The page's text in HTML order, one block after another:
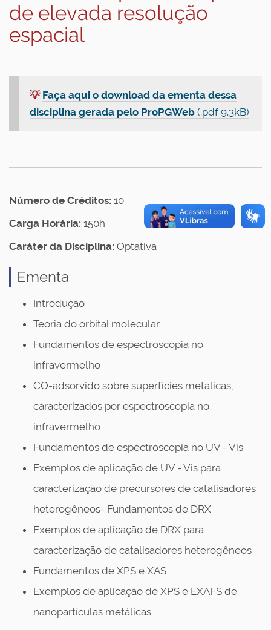
de elevada resolução
espacial
💡 Faça aqui o download da ementa dessa
disciplina gerada pelo ProPGWeb (.pdf 9.3kB)
Número de Créditos: 10
Carga Horária: 150h
Caráter da Disciplina: Optativa
Ementa
Introdução
Teoria do orbital molecular
Fundamentos de espectroscopia no
infravermelho
CO-adsorvido sobre superfícies metálicas,
caracterizados por espectroscopia no
infravermelho
Fundamentos de espectroscopia no UV - Vis
Exemplos de aplicação de UV - Vis para
caracterização de precursores de catalisadores
heterogêneos- Fundamentos de DRX
Exemplos de aplicação de DRX para
caracterização de catalisadores heterogêneos
Fundamentos de XPS e XAS
Exemplos de aplicação de XPS e EXAFS de
nanopartículas metálicas